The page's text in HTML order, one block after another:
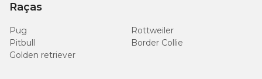
Raças
Pug
Rottweiler
Pitbull
Border Collie
Golden retriever